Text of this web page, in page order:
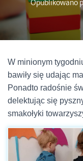
Opublikowano
W minionym
bawiły się udając
Ponadto radośnie
delektując się
smakołyki